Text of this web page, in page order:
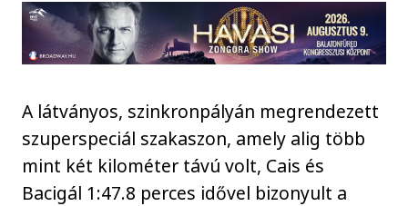
A látványos, szinkronpályán megrendezett
szuperspeciál szakaszon, amely alig több
mint két kilométer távú volt, Cais és
Bacigál 1:47.8 perces idővel bizonyult a